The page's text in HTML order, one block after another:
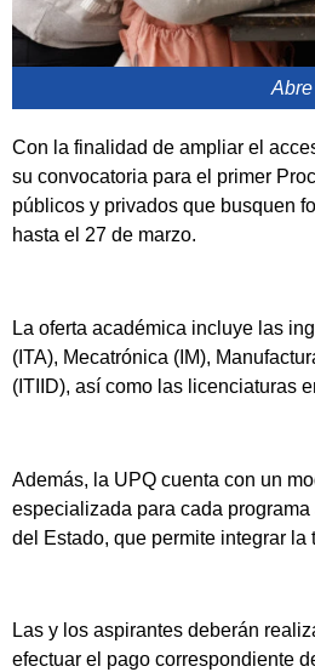
Con la finalidad de ampliar el
su convocatoria para el primer
públicos y privados que busquen
hasta el 27 de marzo.
La oferta académica incluye las
(ITA), Mecatrónica (IM),
(ITIID), así como las licenciaturas
Además, la UPQ cuenta con un
especializada para cada
del Estado, que permite integrar
Las y los aspirantes deberán
efectuar el pago correspondiente